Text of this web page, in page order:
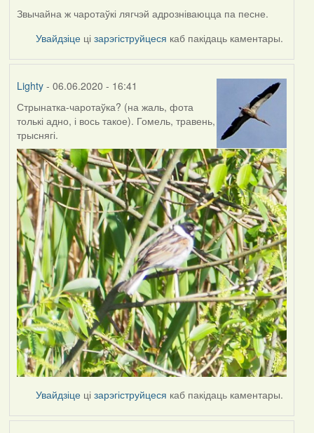
Звычайна ж чаротаўкі лягчэй адрозніваюцца па песне.
Увайдзіце цізарэгіструйцеся каб пакідаць каментары.
Lighty- 06.06.2020 - 16:41
Стрынатка-чаротаўка? (на жаль, фота
толькі адно, і вось такое). Гомель, травень,
трыснягі.
Увайдзіце цізарэгіструйцеся каб пакідаць каментары.